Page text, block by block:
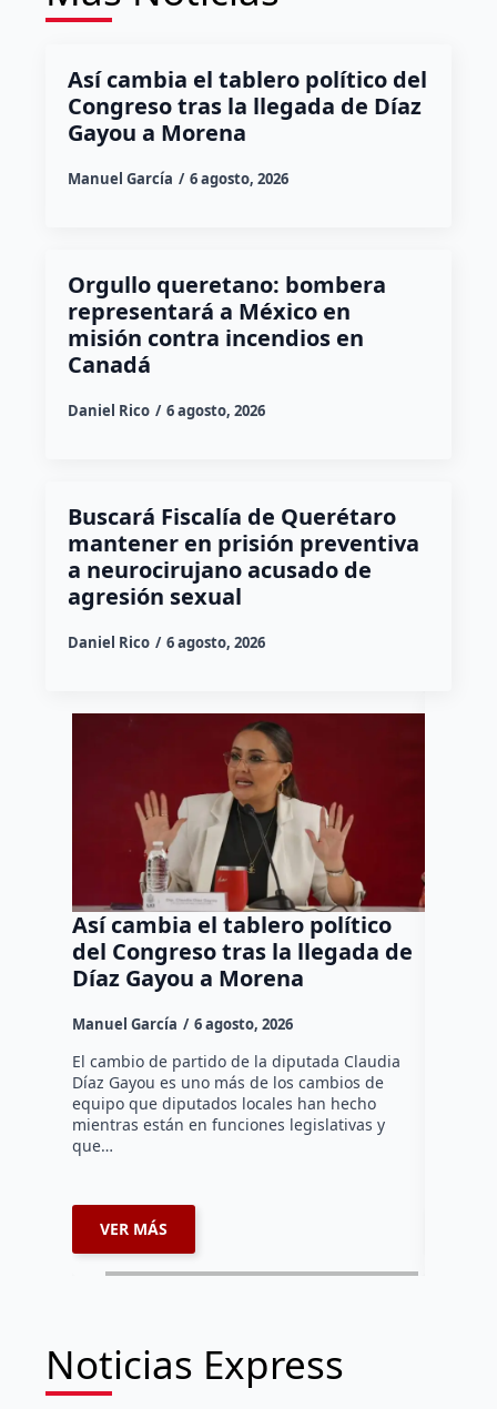
Así cambia el tablero político del
Congreso tras la llegada de Díaz
Gayou a Morena
Manuel García 6 agosto, 2026
Orgullo queretano: bombera
representará a México en
misión contra incendios en
Canadá
Daniel Rico 6 agosto, 2026
Buscará Fiscalía de Querétaro
mantener en prisión preventiva
a neurocirujano acusado de
agresión sexual
Daniel Rico 6 agosto, 2026
Así cambia el tablero político
del Congreso tras la llegada de
Díaz Gayou a Morena
Manuel García 6 agosto, 2026
El cambio de partido de la diputada Claudia
Díaz Gayou es uno más de los cambios de
equipo que diputados locales han hecho
mientras están en funciones legislativas y
que…
VER MÁS
Noticias Express